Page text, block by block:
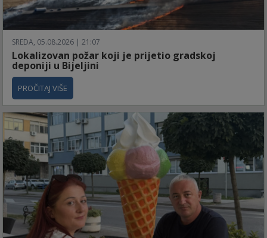
SREDA, 05.08.2026 | 21:07
Lokalizovan požar koji je prijetio gradskoj
deponiji u Bijeljini
PROČITAJ VIŠE